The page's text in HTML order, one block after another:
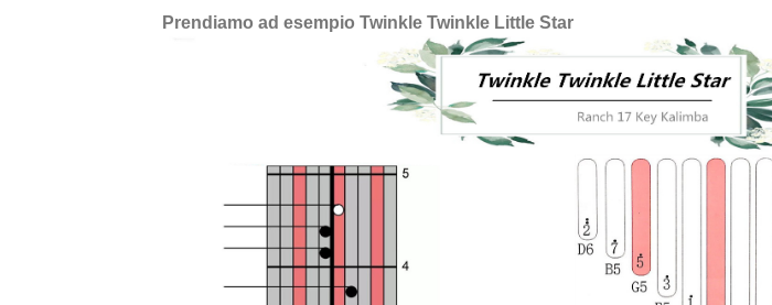
Prendiamo ad esempio Twinkle Twinkle Little Star